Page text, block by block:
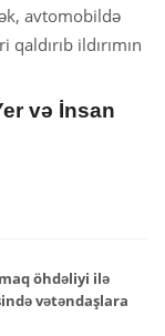
avtomobildə
ildırımın
və İnsan
öhdəliyi ilə
vətəndaşlara